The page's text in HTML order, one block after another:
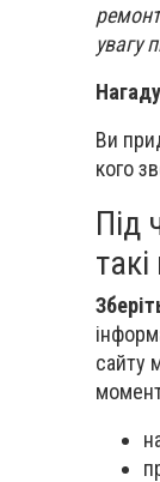
увагу
Ви
кого
Під
сайту